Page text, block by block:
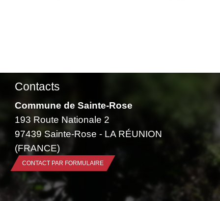
Contacts
Commune de Sainte-Rose
193 Route Nationale 2
97439 Sainte-Rose - LA RÉUNION
(FRANCE)
CONTACT PAR FORMULAIRE